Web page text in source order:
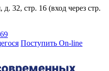
32, стр. 16 (вход через стр.
Поступить On-line